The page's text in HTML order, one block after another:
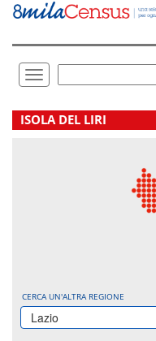
Vai
direttamente
Toggle
navigation
.
ISOLA DEL LIRI
CERCA UN'ALTRA REGIONE
Lazio